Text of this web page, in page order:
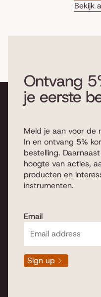
Bekijk
Ontvang
je eerste
Meld je aan voor de
In en ontvang 5%
bestelling.
hoogte van acties,
producten en
instrumenten.
Email
Sign up